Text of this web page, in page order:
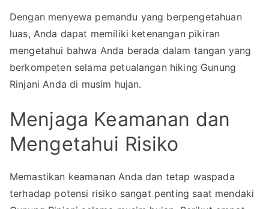
Dengan menyewa pemandu yang berpengetahuan
luas, Anda dapat memiliki ketenangan pikiran
mengetahui bahwa Anda berada dalam tangan yang
berkompeten selama petualangan hiking Gunung
Rinjani Anda di musim hujan.
Menjaga Keamanan dan
Mengetahui Risiko
Memastikan keamanan Anda dan tetap waspada
terhadap potensi risiko sangat penting saat mendaki